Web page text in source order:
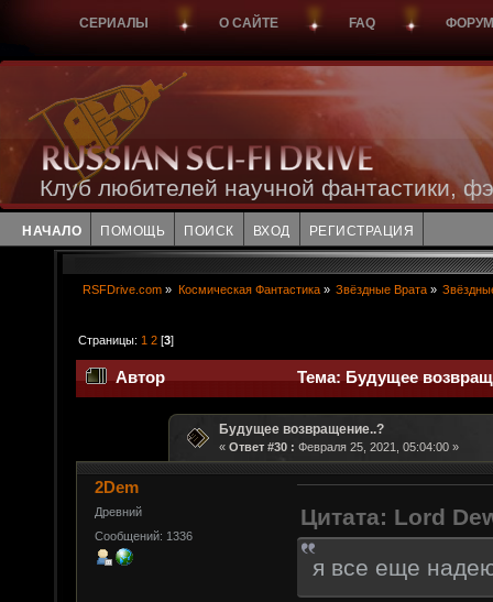
СЕРИАЛЫ О САЙТЕ FAQ ФОРУМ
Клуб любителей научной фантастики,
НАЧАЛО ПОМОЩЬ ПОИСК ВХОД РЕГИСТРАЦИЯ
RSFDrive.com » Космическая Фантастика» Звёздные Врата»
Страницы:1 2 [3]
Автор Тема: Будущее
Будущее возвращение..?
« Ответ #30 : Февраля 25, 2021, 05:04:00 »
2Dem
Древний
Сообщений: 1336
Цитата: Lord
я все еще